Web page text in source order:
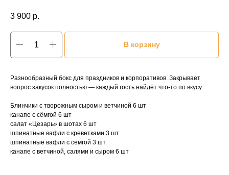
3 900 р.
В корзину
Разнообразный бокс для праздников и корпоративов. Закрывает
вопрос закусок полностью — каждый гость найдёт что-то по вкусу.
Блинчики с творожным сыром и ветчиной 6 шт
канапе с сёмгой 6 шт
салат «Цезарь» в шотах 6 шт
шпинатные вафли с креветками 3 шт
шпинатные вафли с сёмгой 3 шт
канапе с ветчиной, салями и сыром 6 шт